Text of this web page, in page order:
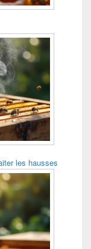
les hausses